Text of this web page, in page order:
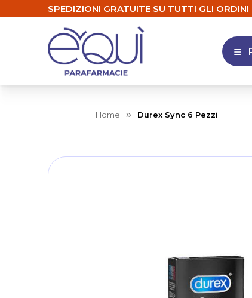
SPEDIZIONI GRATUITE SU TUTTI GLI ORDINI
Home Durex Sync 6 Pezzi
Skip
to